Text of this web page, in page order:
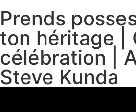
Prends
ton héritage |
célébration |
Steve Kunda